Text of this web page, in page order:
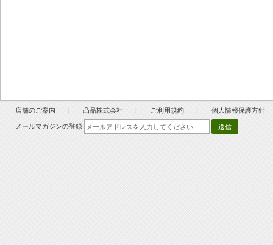
店舗のご案内 凸品株式会社 ご利用規約 個人情報保護方針
メールマガジンの登録 送信